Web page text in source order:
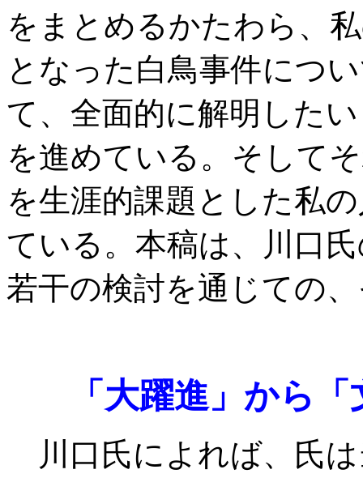
をまとめるかたわら、
となった白鳥事件につ
て、全面的に解明した
を進めている。そして
を生涯的課題とした私
ている。本稿は、川口
若干の検討を通じての
「大躍進」から
川口氏によれば、氏は